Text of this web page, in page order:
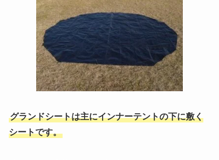
グランドシートは主にインナーテントの下に敷く
シートです。